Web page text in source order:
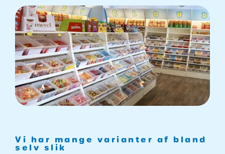
Vi har mange varianter af bland
selv slik